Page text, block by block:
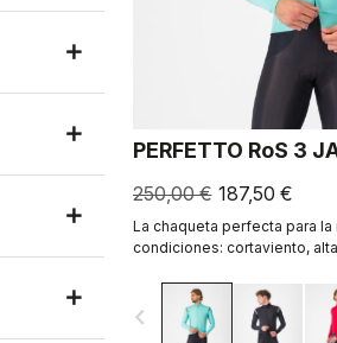
PERFETTO RoS 3
250,00 € 187,50 €
La chaqueta perfecta para la
condiciones: cortaviento,
sector gracias al tejido
navigate_before